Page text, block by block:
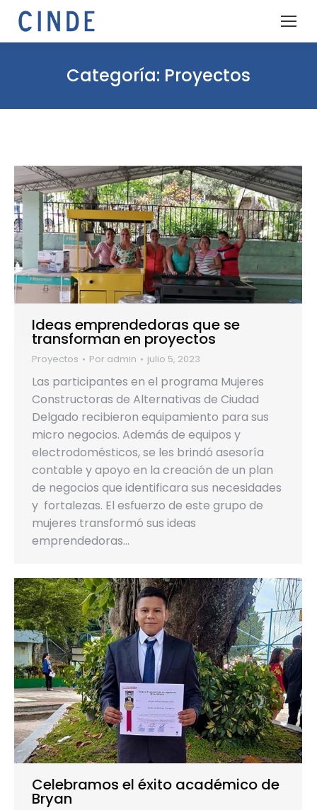
Categoría: Proyectos
Ideas emprendedoras que se
transforman en proyectos
Proyectos Por admin julio 5, 2023
Las participantes en el programa Mujeres
Constructoras de Alternativas de Ciudad
Delgado recibieron equipamiento para sus
micro negocios. Además de equipos y
electrodomésticos, se les brindó asesoría
contable y apoyo en la creación de un plan
de negocios que identificara sus necesidades
y fortalezas. El esfuerzo de este grupo de
mujeres transformó sus ideas
emprendedoras…
Celebramos el éxito académico de
Bryan